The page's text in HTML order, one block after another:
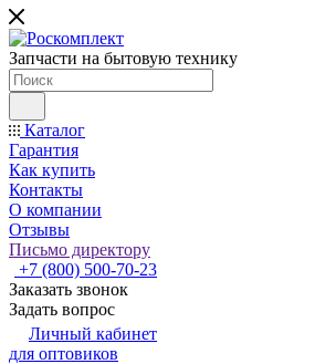
Запчасти на бытовую технику
Каталог
Гарантия
Как купить
Контакты
О компании
Отзывы
Письмо директору
+7 (800) 500-70-23
Заказать звонок
Задать вопрос
Личный кабинет
для оптовиков